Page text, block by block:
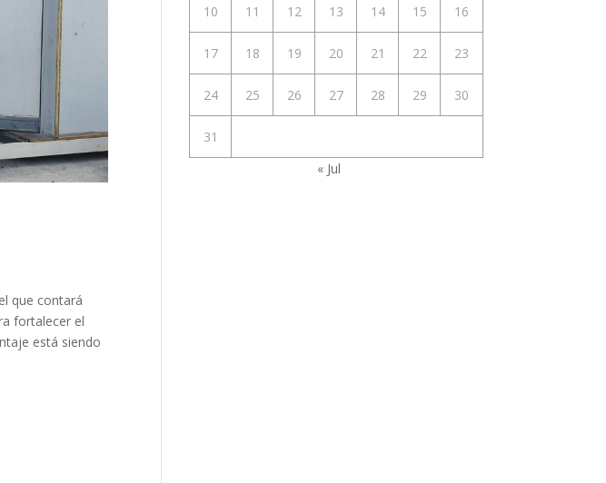
que contará
fortalecer el
está siendo
10 11 12 13 14 15 16
17 18 19 20 21 22 23
24 25 26 27 28 29 30
31
« Jul